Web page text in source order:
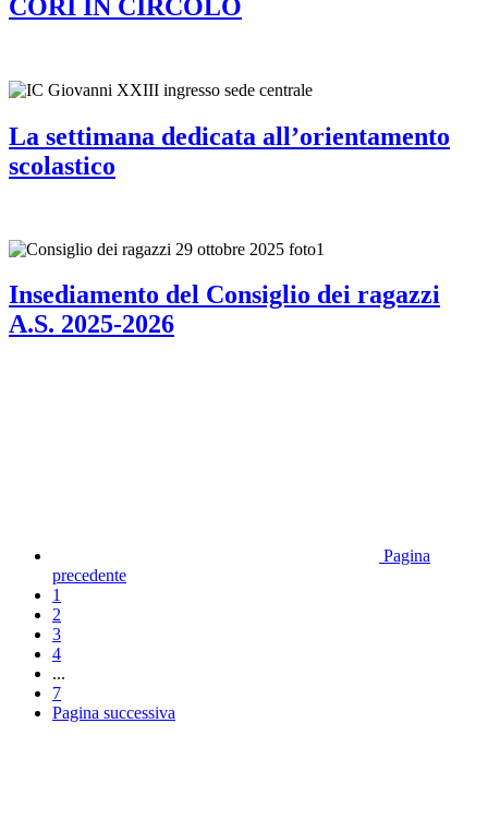
CORI IN CIRCOLO
La settimana dedicata all’orientamento
scolastico
Insediamento del Consiglio dei ragazzi
A.S. 2025-2026
Pagina
precedente
1
2
3
4
...
7
Pagina successiva